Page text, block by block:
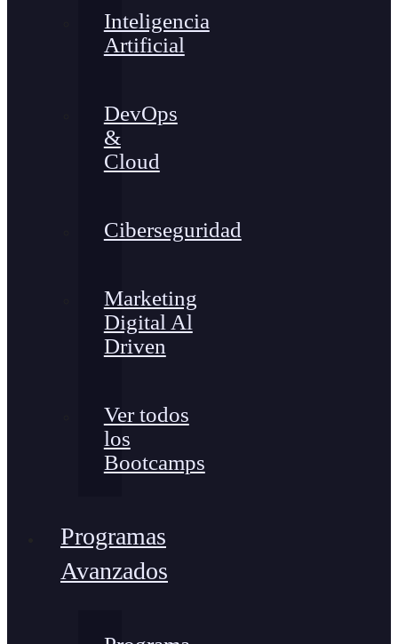
Inteligencia
Artificial
DevOps
&
Cloud
Ciberseguridad
Marketing
Digital Al
Driven
Ver todos
los
Bootcamps
Programas
Avanzados